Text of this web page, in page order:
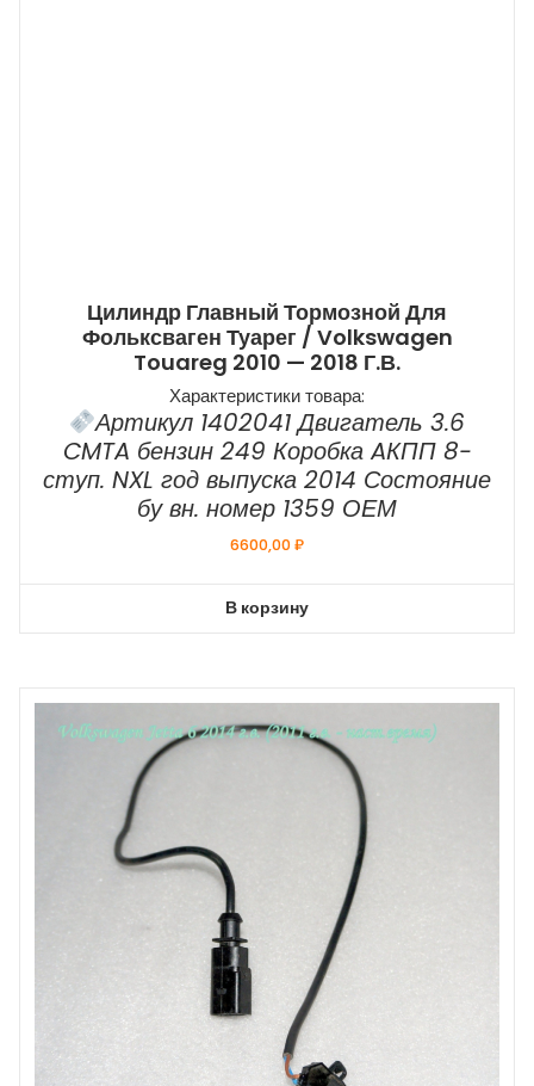
Цилиндр Главный Тормозной Для
Фольксваген Туарег / Volkswagen
Touareg 2010 — 2018 Г.в.
Характеристики товара:
Артикул 1402041 Двигатель 3.6
CMTA бензин 249 Коробка AКПП 8-
ступ. NXL год выпуска 2014 Состояние
бу вн. номер 1359 ОЕМ
6600,00₽
В корзину